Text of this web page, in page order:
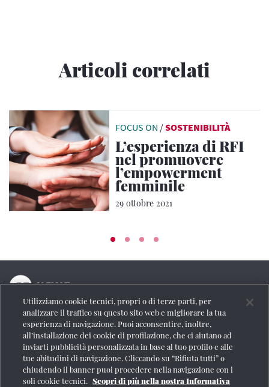
Articoli correlati
FOCUS ON /SOSTENIBILITÀ
L’esperienza di RFI
nel promuovere
l’empowerment
femminile
29 ottobre 2021
La testata online del Gruppo FS Italiane
Social
Utilizziamo cookie tecnici, propri o di terze parti, per
analizzare il traffico su questo sito web e migliorare la tua
esperienza di navigazione. Puoi acconsentire, inoltre,
all’installazione dei cookie di profilazione, che ci aiutano ad
inviarti pubblicità personalizzata in base al tuo profilo e alle
tue abitudini di navigazione. Cliccando su “Rifiuta tutti” o
chiudendo il banner puoi procedere nella navigazione con i
soli cookie tecnici. Scopri di più nella nostra Informativa